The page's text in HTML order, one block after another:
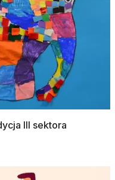
III sektora